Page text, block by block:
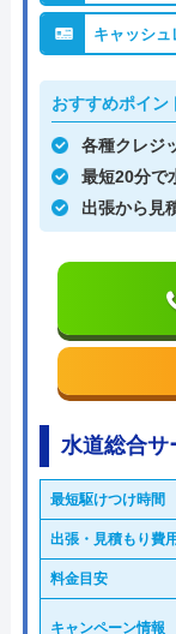
キャッシュ
おすすめポイン
各種クレジ
最短20分で
出張から見
水道総合サ
最短駆けつけ時間
出張・見積もり費用
料金目安
キャンペーン情報